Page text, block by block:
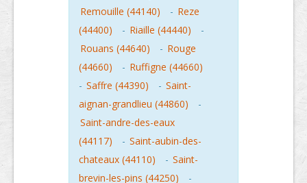
Remouille (44140)
- Reze
(44400)
- Riaille (44440)
-
Rouans (44640)
- Rouge
(44660)
- Ruffigne (44660)
- Saffre (44390) - Saint-
aignan-grandlieu (44860)
-
Saint-andre-des-eaux
(44117)
- Saint-aubin-des-
chateaux (44110)
- Saint-
brevin-les-pins (44250)
-